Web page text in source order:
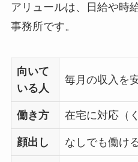
アリュールは、日給や時
事務所です。
向いて
いる人
毎月の収入を
働き方 在宅に対応（
顔出し なしでも働け